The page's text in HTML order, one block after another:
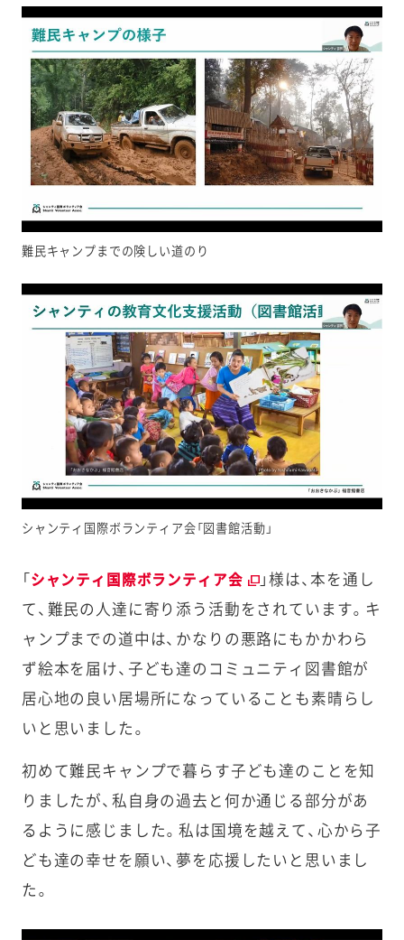
難民キャンプまでの険しい道のり
シャンティ国際ボランティア会「図書館活動」
「 シャンティ国際ボランティア会
」様は、本を通し
て、難民の人達に寄り添う活動をされています。キ
ャンプまでの道中は、かなりの悪路にもかかわら
ず絵本を届け、子ども達のコミュニティ図書館が
居心地の良い居場所になっていることも素晴らし
いと思いました。
初めて難民キャンプで暮らす子ども達のことを知
りましたが、私自身の過去と何か通じる部分があ
るように感じました。私は国境を越えて、心から子
ども達の幸せを願い、夢を応援したいと思いまし
た。